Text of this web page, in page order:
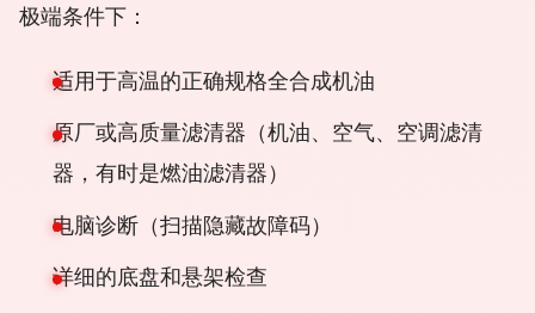
极端条件下：
适用于高温的正确规格全合成机油
原厂或高质量滤清器（机油、空气、空调滤清
器，有时是燃油滤清器）
电脑诊断（扫描隐藏故障码）
详细的底盘和悬架检查